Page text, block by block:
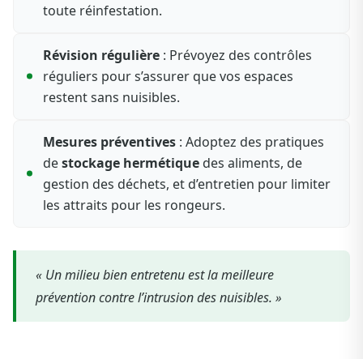
toute réinfestation.
Révision régulière : Prévoyez des contrôles
réguliers pour s’assurer que vos espaces
restent sans nuisibles.
Mesures préventives : Adoptez des pratiques
destockage hermétique des aliments, de
gestion des déchets, et d’entretien pour limiter
les attraits pour les rongeurs.
« Un milieu bien entretenu est la meilleure
prévention contre l’intrusion des nuisibles. »